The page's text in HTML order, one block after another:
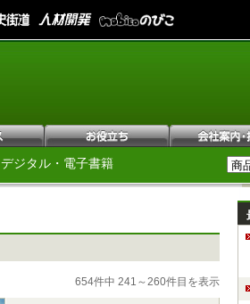
デジタル・電子書籍
654件中 241～260件目を表示